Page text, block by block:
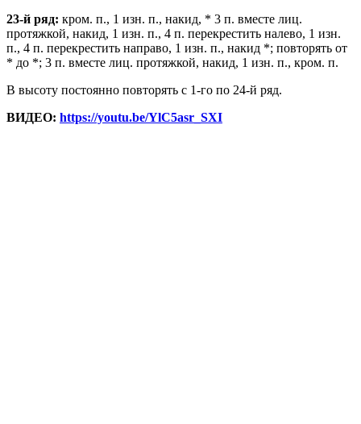
23-й ряд: кром. п., 1 изн. п., накид, * 3 п. вместе лиц.
протяжкой, накид, 1 изн. п., 4 п. перекрестить налево, 1 изн.
п., 4 п. перекрестить направо, 1 изн. п., накид *; повторять от
* до *; 3 п. вместе лиц. протяжкой, накид, 1 изн. п., кром. п.
В высоту постоянно повторять с 1-го по 24-й ряд.
ВИДЕО: https://youtu.be/YlC5asr_SXI